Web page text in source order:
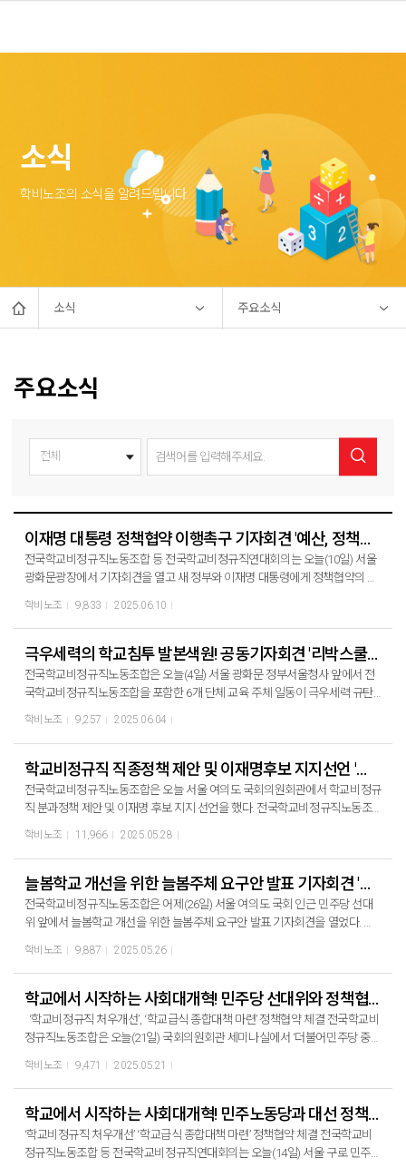
소식
학비노조의 소식을 알려드립니다.
소식 주요소식
주요소식
이재명 대통령 정책협약 이행촉구 기자회견 '예산, 정책으로 약속지켜라!'
전국학교비정규직노동조합 등 전국학교비정규직연대회의는 오늘(10일) 서울
광화문광장에서 기자회견을 열고 새 정부와 이재명 대통령에게 정책협약의 이
프가 꾸려지자마자 학교급식법 개정, 학교급식종합대책안 마련, 학교비정규직
저임금 문제, 방학 중 무임금 문제해결을 위해 노력하겠다는 정책협약을 맺은
바 있다. 학교비정규직노동조합 민태호 위원장은 정책협약에서 문정복, 민병
덕, 고민정, 김문수 국회의원이 책임지겠다 약속한 것을 상기시키며 “직을 걸고
약속했고, 굳은 맹세를 했으니, 예산과 정책으로 그 약속을 지켜달라!”고 다시
학비노조 9,833 2025.06.10
극우세력의 학교침투 발본색원! 공동기자회견 '리박스쿨 끝이 아니다!'
전국학교비정규직노동조합은 오늘(4일) 서울 광화문 정부서울청사 앞에서 전
국학교비정규직노동조합을 포함한 6개 단체 교육 주체 일동이 극우세력 규탄
분과장은 “미래세대를 가르치는 자격은 교육에 대한 전문성과 아이들에 대한
책임감에서 나와야 한다”라며 “오늘의 리박스쿨은 현장 강사들의 의견을 무시
하고 공교육인 방과후 교육을 외주화한 처참한 결과다”라고 참담함을 전했다.
전국교직원노동조합 박영환 위원장은 “학교 현장에서는 이승만의 업적은 안
가르치고, 5.18 민중항쟁을 가르치는 자체가 편향적이라며 집회와 항의는 일상
우세력의 교육계 침탈을 윤석열 정권은 방관하고 조장했다.”라고 말했다. 평등
교육실현전국학부모회 여미애 운영위원은 학부모의 분노를 전하며 “초등학생
들이 학교에서 좌파 우파를 가르는 놀이가 일상화되고, 뜻도 모르는 일베 용어
를 사용하지 않으면 친구끼리 대화가 불가능해지고 있다.”라고 염려했다. 참교
육을위한전국학부모회 강혜승 서울지부장은 학교의 중요성을 말하며 “내란수
괴 윤석열이 1년이나 앞당겨 늘봄학교를 졸속 시행한 이면에 추악한 실체가 드
러났다.”라며 늘봄학교의 전면 재검토를 주장했다. ▶ 새 정부는 ‘리박스쿨’을 비
안에 발붙일 수 없도록 해당 단체 퇴출을 시작으로 관리 ‧ 검증 강화를 위한 사
회적 논의에 나서라!
학비노조 9,257 2025.06.04
학교비정규직 직종정책 제안 및 이재명후보 지지선언 '끝까지 연대하겠다!'
전국학교비정규직노동조합은 오늘 서울 여의도 국회의원회관에서 학교비정규
직 분과정책 제안 및 이재명 후보 지지 선언을 했다. 전국학교비정규직노동조
우리 아이들에게 비정규직 없는 세상을 물려주려는 결심과 각오다.”라며 “너무
나 소중하고 간절한 오늘의 정책 제안을 새정부와 함께 이행할 수 있도록 끝까
지 책임지겠다.”라고 다짐했다. 더불어민주당 선대위 먹사니즘위원회 백승아
교육위원장은“교육은 교실 안에서만 이루어지는 것이 아닌 수많은 손길이 필
요하다는 것을 누구보다 잘 알고 있다.”라며 “학교비정규직노동자가 존중받는
만 줄여도 예산 남아! 더불어민주당 선대위 이재명 대선후보 직속 미래교육자
치위원회 안민석 위원장은 “무능한 정부는 예산 타령만 하지만 유능한 정부는
쥐어짜 내서라도 해야 할 예산을 만들어 낸다.”라고 말하며 “시도 교육청에서 하
는 불필요한 행사만 줄여도 직종의 요구 다 가능할 것이다. ”라고 말했다. 전국
학교비정규직노동조합 영양사, 교육복지사, 초등돌봄전담사, 유치원방과후과
정전담사, 교무실무사, 미화, 특수교육지도사, 학교운동부지도자, 전문상담사,
학교예술강사, 초등스포츠강사, 방과후강사 분과대표자가 참석해 각 분과의 요
학비노조 11,966 2025.05.28
늘봄학교 개선을 위한 늘봄주체 요구안 발표 기자회견 '새정부에게 바란다!'
전국학교비정규직노동조합은 어제(26일) 서울 여의도 국회 인근 민주당 선대
위 앞에서 늘봄학교 개선을 위한 늘봄주체 요구안 발표 기자회견을 열었다. 전
석열의 늘봄학교 정책은 머리에서 나왔을 뿐 현장과는 한참 동떨어졌다”라며
“아이들에게 도움이 되는 실질적인 정책을 새 정부가 제시해야 한다.”라고 요구
했다. 전국학교비정규직노동조합 서울지부 김지인 돌봄전담사 분과장은 “돌봄
은 아무나 할 수 있는 일이 아니라 돌봄 전문가의 손으로 돌봄 전문공간에서 이
루어져야 한다.”라며 학교 안 돌봄 정책의 구체적 로드맵을 요구했다. 전국학교
인해 공짜 야근, 공짜 노동을 강요당하고 있다.”라고 말하며 “늘봄주체의 현장
목소리를 듣고 모두가 즐겁고 만족하는 학교가 되도록 제고해달라!”라고 호소
했다. 전국학교비정규직노동조합 손재광 방과후강사 전국분과장은 “늘봄교실
을 업체위탁으로 인해 공공성을 상실하고, 지난 20년간 방과 후 수업을 담당해
온 전문 강사는 늘봄정책으로 인해 생계를 심각히 위협받고 있다.”라며 현실을
알렸다. 현장 발언 후 요구안을 발표하고 정책 질의서를 민주당 대선후보 캠
학비노조 9,887 2025.05.26
학교에서 시작하는 사회대개혁! 민주당 선대위와 정책협약
‘학교비정규직 처우개선’, ‘학교급식 종합대책 마련’ 정책협약 체결 전국학교비
정규직노동조합은 오늘(21일) 국회의원회관 세미나실에서 ‘더불어민주당 중앙
정규직 문제 해결과 복지확대를 위한 내용을 담아 정책협약을 진행하였다. 민
주당과 학비노조는 이번 협약으로, 학교에서 시작하는 사회대개혁 실현을 위한
공동의 노력을 이어가기로 다시 한번 약속하였다.
학비노조 9,471 2025.05.21
학교에서 시작하는 사회대개혁! 민주노동당과 대선 정책협약
‘학교비정규직 처우개선’ ‘학교급식 종합대책 마련’ 정책협약 체결 전국학교비
정규직노동조합 등 전국학교비정규직연대회의는 오늘(14일) 서울 구로 민주노